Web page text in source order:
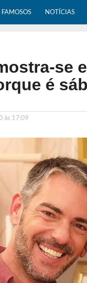
FAMOSOS NOTÍCIAS
se
é
às 17:09